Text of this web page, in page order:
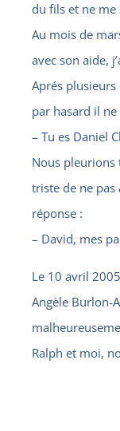
du fils et ne me
Au mois de
avec son aide,
Aprés plusieurs
par hasard il
– Tu es Daniel
Nous pleurions
triste de ne pas
réponse :
– David, mes
Le 10 avril
Angèle Burlon-
Ralph et moi,